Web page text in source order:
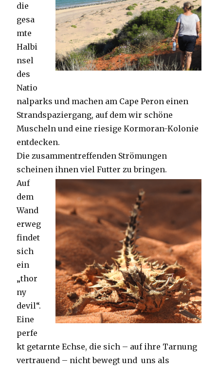
die
gesa
mte
Halbi
nsel
des
Natio
nalparks und machen am Cape Peron einen
Strandspaziergang, auf dem wir schöne
Muscheln und eine riesige Kormoran-Kolonie
entdecken.
Die zusammentreffenden Strömungen
scheinen ihnen viel Futter zu bringen.
Auf
dem
Wand
erweg
findet
sich
ein
„thor
ny
devil“.
Eine
perfe
kt getarnte Echse, die sich – auf ihre Tarnung
vertrauend – nicht bewegt und uns als